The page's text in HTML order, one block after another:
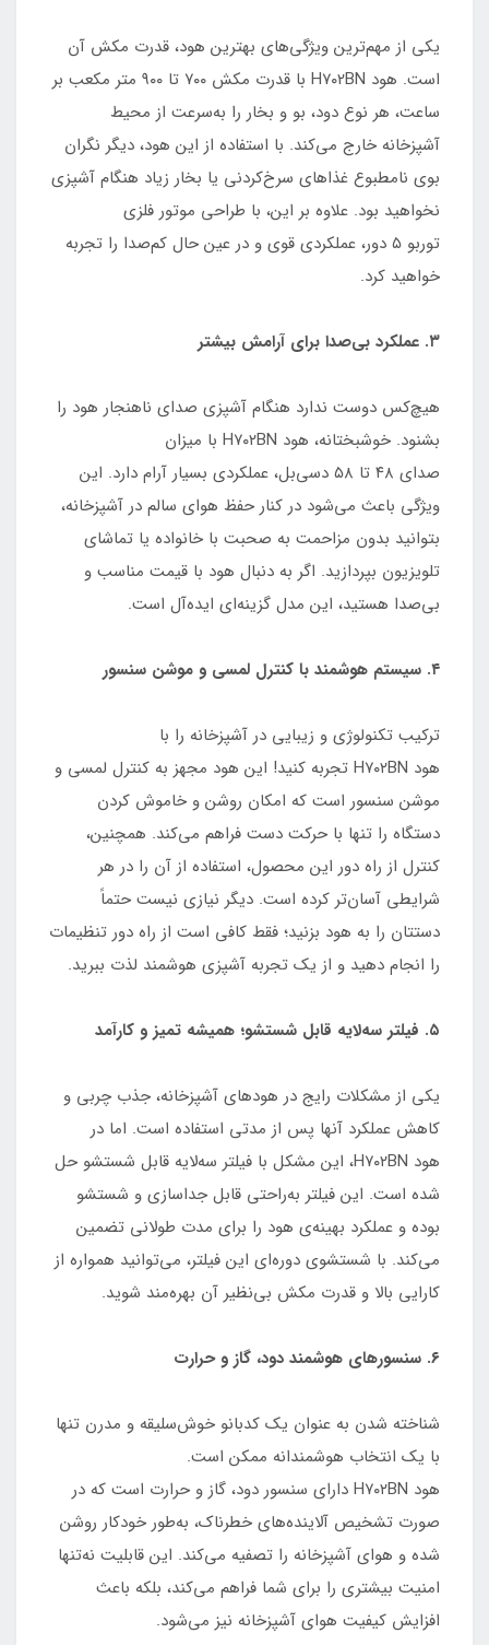
یکی از مهم‌ترین ویژگی‌های بهترین هود، قدرت مکش آن
است. هود H۷۰۲BN با قدرت مکش ۷۰۰ تا ۹۰۰ متر مکعب بر
ساعت، هر نوع دود، بو و بخار را به‌سرعت از محیط
آشپزخانه خارج می‌کند. با استفاده از این هود، دیگر نگران
بوی نامطبوع غذاهای سرخ‌کردنی یا بخار زیاد هنگام آشپزی
نخواهید بود. علاوه بر این، با طراحی موتور فلزی
توربو ۵ دور، عملکردی قوی و در عین حال کم‌صدا را تجربه
خواهید کرد.
۳. عملکرد بی‌صدا برای آرامش بیشتر
هیچ‌کس دوست ندارد هنگام آشپزی صدای ناهنجار هود را
بشنود. خوشبختانه، هود H۷۰۲BN با میزان
صدای ۴۸ تا ۵۸ دسی‌بل، عملکردی بسیار آرام دارد. این
ویژگی باعث می‌شود در کنار حفظ هوای سالم در آشپزخانه،
بتوانید بدون مزاحمت به صحبت با خانواده یا تماشای
تلویزیون بپردازید. اگر به دنبال هود با قیمت مناسب و
بی‌صدا هستید، این مدل گزینه‌ای ایده‌آل است.
۴. سیستم هوشمند با کنترل لمسی و موشن سنسور
ترکیب تکنولوژی و زیبایی در آشپزخانه را با
هود H۷۰۲BN تجربه کنید! این هود مجهز به کنترل لمسی و
موشن سنسور است که امکان روشن و خاموش کردن
دستگاه را تنها با حرکت دست فراهم می‌کند. همچنین،
کنترل از راه دور این محصول، استفاده از آن را در هر
شرایطی آسان‌تر کرده است. دیگر نیازی نیست حتماً
دستتان را به هود بزنید؛ فقط کافی است از راه دور تنظیمات
را انجام دهید و از یک تجربه آشپزی هوشمند لذت ببرید.
۵. فیلتر سه‌لایه قابل شستشو؛ همیشه تمیز و کارآمد
یکی از مشکلات رایج در هودهای آشپزخانه، جذب چربی و
کاهش عملکرد آنها پس از مدتی استفاده است. اما در
هود H۷۰۲BN، این مشکل با فیلتر سه‌لایه قابل شستشو حل
شده است. این فیلتر به‌راحتی قابل جداسازی و شستشو
بوده و عملکرد بهینه‌ی هود را برای مدت طولانی تضمین
می‌کند. با شستشوی دوره‌ای این فیلتر، می‌توانید همواره از
کارایی بالا و قدرت مکش بی‌نظیر آن بهره‌مند شوید.
۶. سنسورهای هوشمند دود، گاز و حرارت
شناخته شدن به عنوان یک کدبانو خوش‌سلیقه و مدرن تنها
با یک انتخاب هوشمندانه ممکن است.
هود H۷۰۲BN دارای سنسور دود، گاز و حرارت است که در
صورت تشخیص آلاینده‌های خطرناک، به‌طور خودکار روشن
شده و هوای آشپزخانه را تصفیه می‌کند. این قابلیت نه‌تنها
امنیت بیشتری را برای شما فراهم می‌کند، بلکه باعث
افزایش کیفیت هوای آشپزخانه نیز می‌شود.